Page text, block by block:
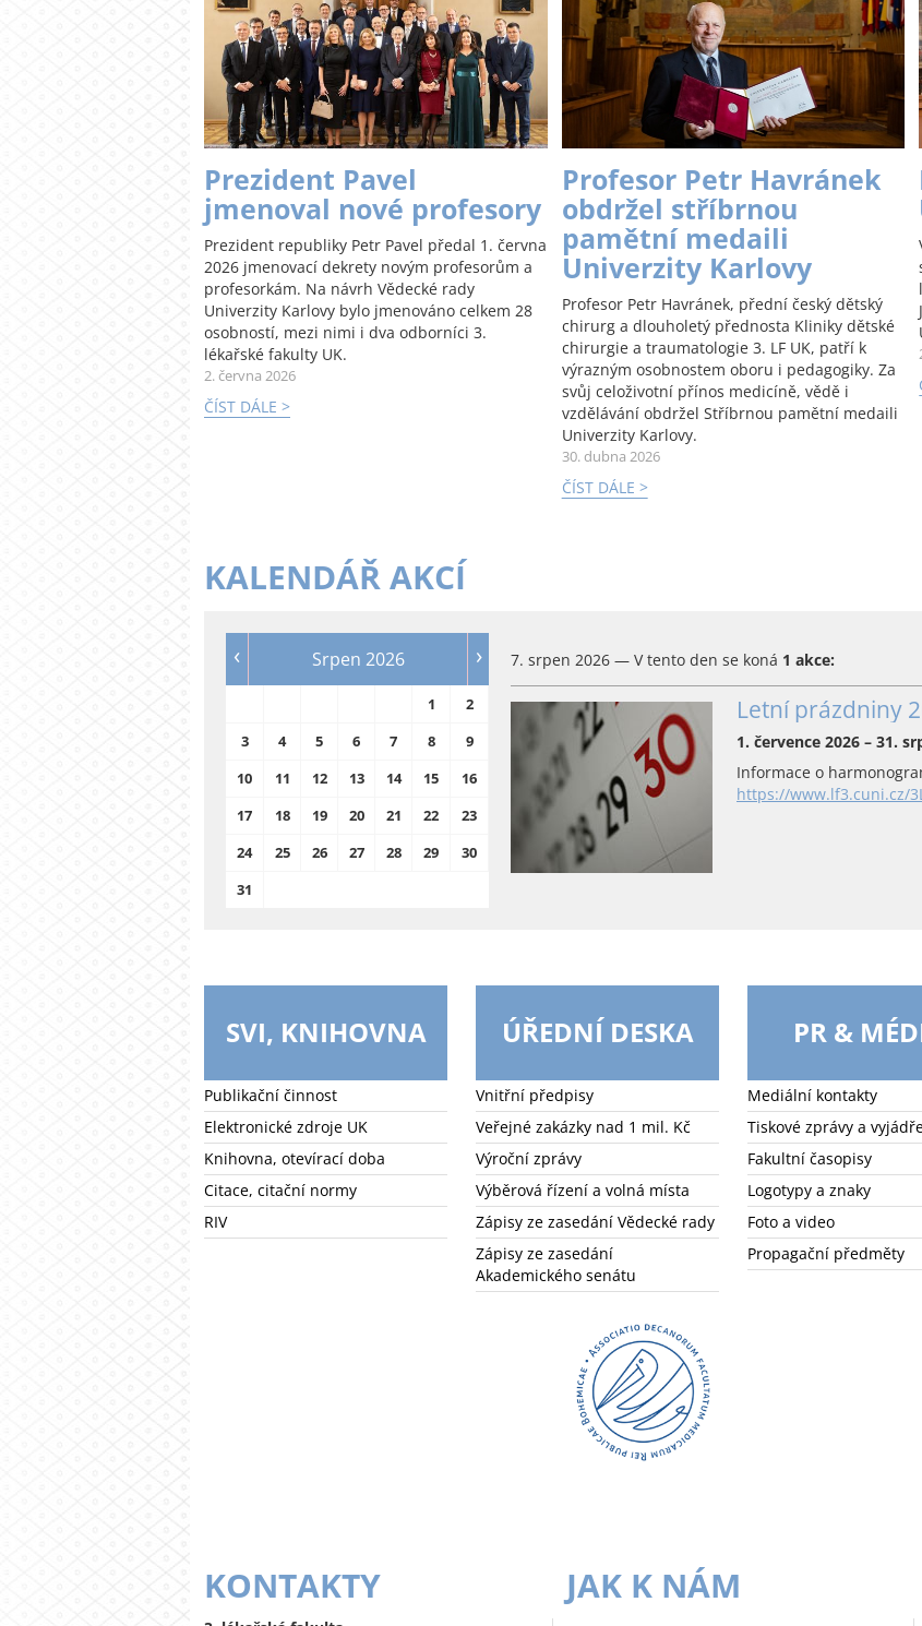
Prezident Pavel
jmenoval nové profesory
Prezident republiky Petr Pavel předal 1. června
2026 jmenovací dekrety novým profesorům a
profesorkám. Na návrh Vědecké rady
Univerzity Karlovy bylo jmenováno celkem 28
osobností, mezi nimi i dva odborníci 3.
lékařské fakulty UK.
2. června 2026
ČÍST DÁLE >
Profesor Petr Havránek
obdržel stříbrnou
pamětní medaili
Univerzity Karlovy
Profesor Petr Havránek, přední český dětský
chirurg a dlouholetý přednosta Kliniky dětské
chirurgie a traumatologie 3. LF UK, patří k
výrazným osobnostem oboru i pedagogiky. Za
svůj celoživotní přínos medicíně, vědě i
vzdělávání obdržel Stříbrnou pamětní medaili
Univerzity Karlovy.
30. dubna 2026
ČÍST DÁLE >
KALENDÁŘ AKCÍ
‹ Srpen 2026 ›
1
2
3
4 5 6 7 8
9
10
11 12 13 14 15
16
17
18 19 20 21 22
23
24
25 26 27 28 29
30
31
7. srpen 2026 — V tento den se koná 1 akce:
Letní prázdniny
1. července 2026 – 31.
Informace o
https://www.lf3.cuni.cz/
SVI, KNIHOVNA
Publikační činnost
Elektronické zdroje UK
Knihovna, otevírací doba
Citace, citační normy
RIV
ÚŘEDNÍ DESKA
Vnitřní předpisy
Veřejné zakázky nad 1 mil. Kč
Výroční zprávy
Výběrová řízení a volná místa
Zápisy ze zasedání Vědecké rady
Zápisy ze zasedání
Akademického senátu
PR &
Mediální kontakty
Tiskové zprávy a
Fakultní časopisy
Logotypy a znaky
Foto a video
Propagační předměty
KONTAKTY JAK K NÁM